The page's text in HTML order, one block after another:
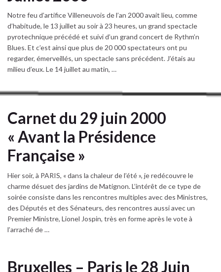
Notre feu d’artifice Villeneuvois de l’an 2000 avait lieu, comme
d’habitude, le 13 juillet au soir à 23 heures, un grand spectacle
pyrotechnique précédé et suivi d’un grand concert de Rythm’n
Blues. Et c’est ainsi que plus de 20 000 spectateurs ont pu
regarder, émerveillés, un spectacle sans précédent. J’étais au
milieu d’eux. Le 14 juillet au matin, …
Carnet du 29 juin 2000
« Avant la Présidence
Française »
Hier soir, à PARIS, « dans la chaleur de l’été », je redécouvre le
charme désuet des jardins de Matignon. L’intérêt de ce type de
soirée consiste dans les rencontres multiples avec des Ministres,
des Députés et des Sénateurs, des rencontres aussi avec un
Premier Ministre, Lionel Jospin, très en forme après le vote à
l’arraché de …
Bruxelles – Paris le 28 Juin